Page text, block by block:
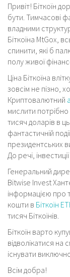
Привіт! Біткоїн
бути. Тимчасові
владними
Біткоїна MtGox,
спинити, які б
полу живої
Ціна Біткоїна
зовсім не пізно,
Криптовалютний
мислити
тисяч доларів в
фантастичній
президентських
До речі,
Генеральний
Bitwise Invest
інформацією про
кошти в Біткоїн
тисяч Біткоїнів.
Біткоїн варто
відволікатися на
існувати
Всім добра!